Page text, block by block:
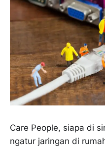
Care People, siapa di
ngatur jaringan di